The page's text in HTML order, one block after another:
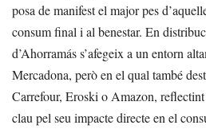
posa de manifest el major pes
consum final i al benestar. En
d’Ahorramás s’afegeix a un entorn
Mercadona, però en el qual també
Carrefour, Eroski o Amazon,
clau pel seu impacte directe en el